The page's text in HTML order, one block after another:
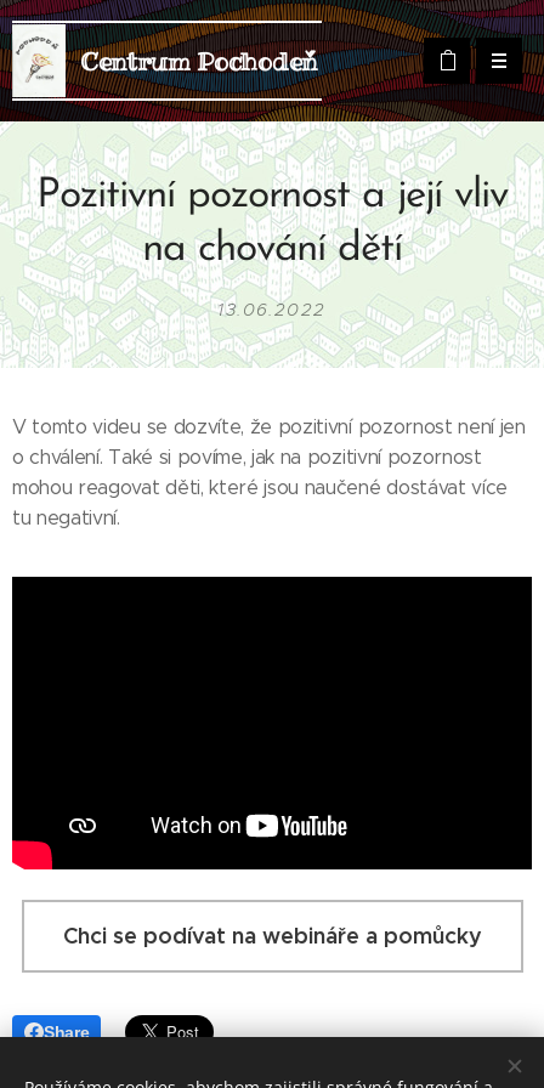
Centrum Pochodeň
Pozitivní pozornost a její vliv
na chování dětí
13.06.2022
V tomto videu se dozvíte, že pozitivní pozornost není jen
o chválení. Také si povíme, jak na pozitivní pozornost
mohou reagovat děti, které jsou naučené dostávat více
tu negativní.
Chci se podívat na webináře a pomůcky
Share